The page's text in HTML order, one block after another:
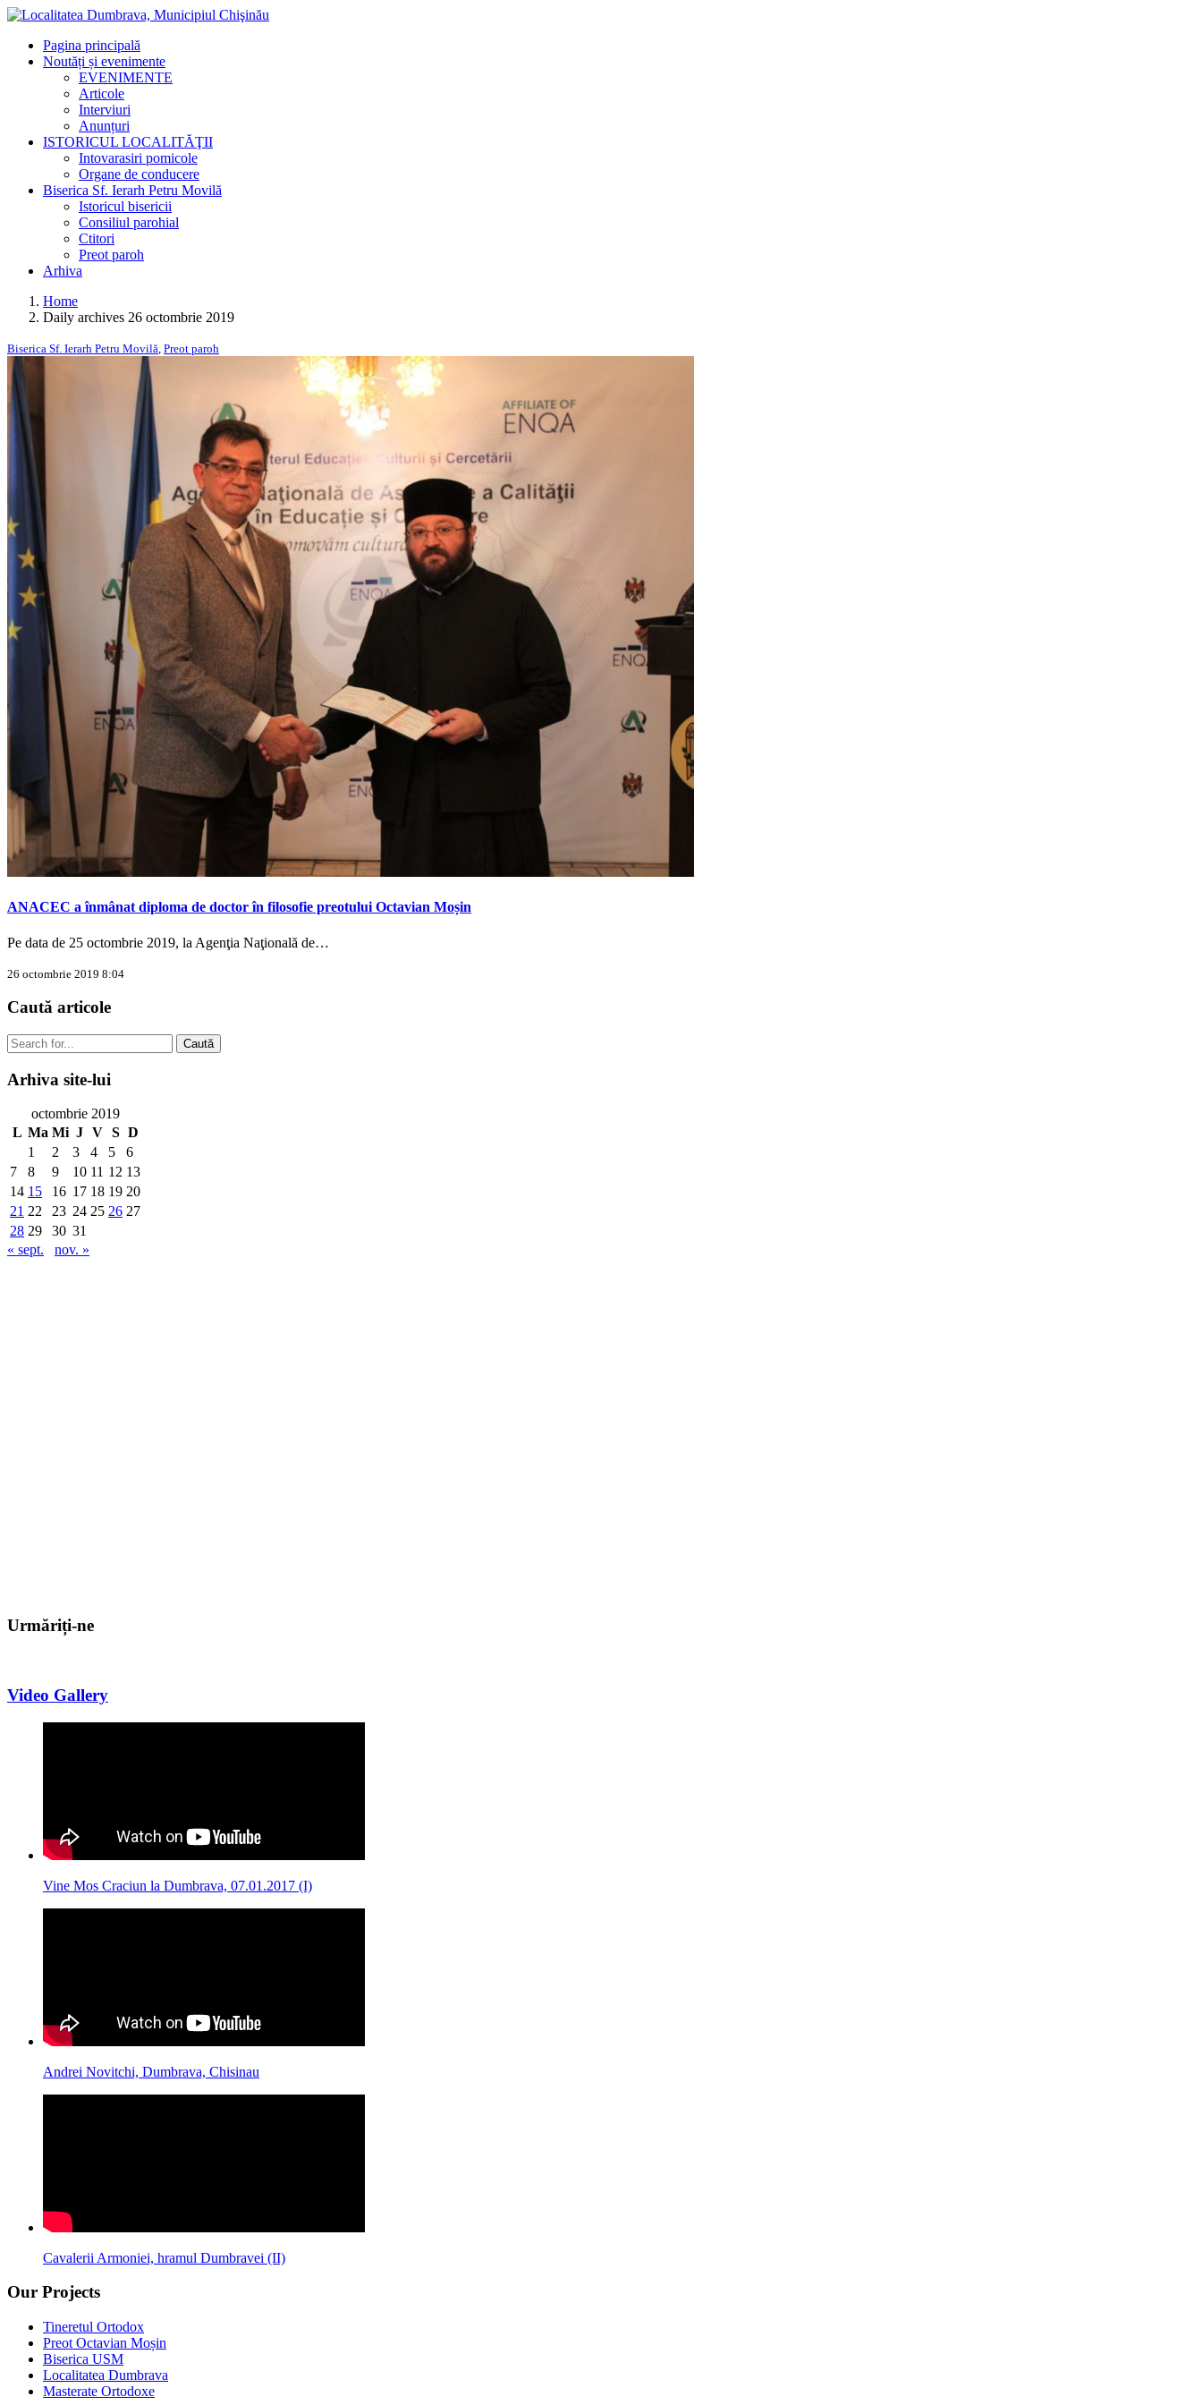
Pagina principală
Noutăți și evenimente
EVENIMENTE
Articole
Interviuri
Anunțuri
ISTORICUL LOCALITĂŢII
Intovarasiri pomicole
Organe de conducere
Biserica Sf. Ierarh Petru Movilă
Istoricul bisericii
Consiliul parohial
Ctitori
Preot paroh
Arhiva
Home
Daily archives 26 octombrie 2019
Biserica Sf. Ierarh Petru Movilă, Preot paroh
ANACEC a înmânat diploma de doctor în filosofie preotului Octavian Moșin
Pe data de 25 octombrie 2019, la Agenţia Naţională de…
26 octombrie 2019 8:04
Caută articole
Caută
Arhiva site-lui
octombrie 2019
L Ma Mi J V S D
1
2 3 4 5
6
7
8 9 10 11 12 13
14 15 16 17 18 19 20
21 22 23 24 25 26 27
28 29 30 31
« sept.
nov. »
Urmăriți-ne
Video Gallery
Vine Mos Craciun la Dumbrava, 07.01.2017 (I)
Andrei Novitchi, Dumbrava, Chisinau
Cavalerii Armoniei, hramul Dumbravei (II)
Our Projects
Tineretul Ortodox
Preot Octavian Moșin
Biserica USM
Localitatea Dumbrava
Masterate Ortodoxe